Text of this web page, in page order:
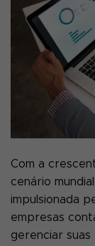
Com a
cenário
impulsionada
empresas
gerenciar